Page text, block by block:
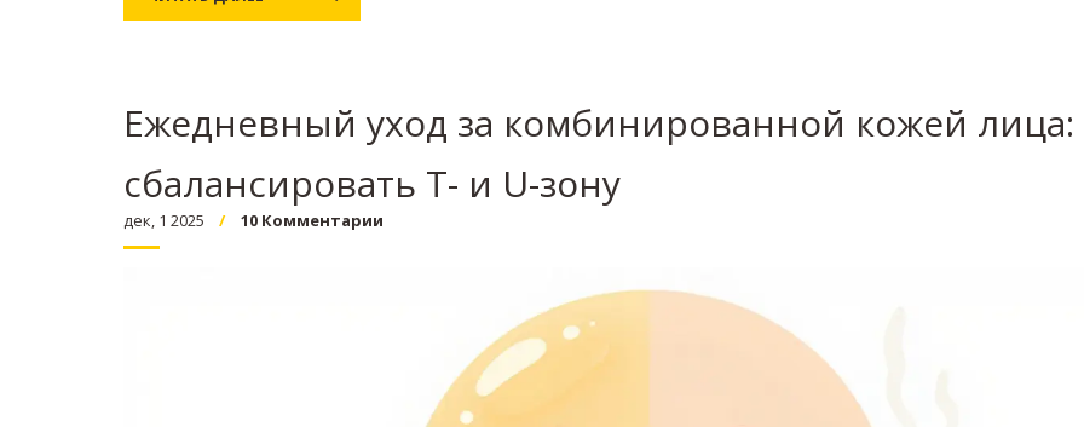
Ежедневный уход за комбинированной кожей лица:
сбалансировать Т- и U-зону
дек, 1 2025 10 Комментарии